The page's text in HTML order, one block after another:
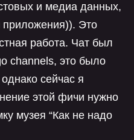
и медиа данных,
приложения)). Это
работа. Чат был
channels, это было
сейчас я
этой фичи нужно
музея “Как не надо